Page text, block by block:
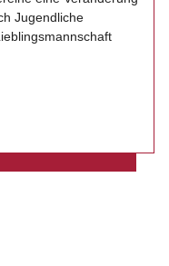
Jugendliche